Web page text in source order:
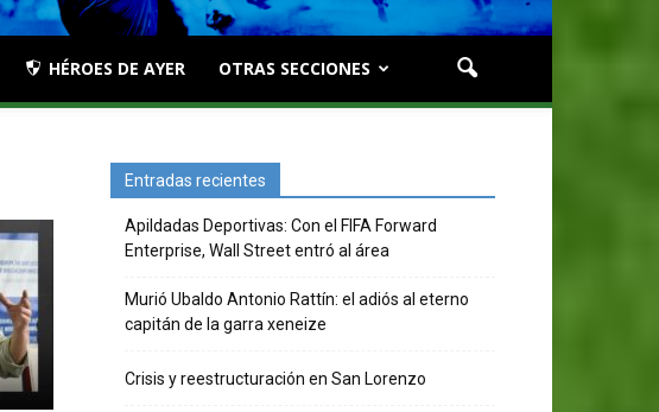
HÉROES DE AYER OTRAS SECCIONES
Entradas recientes
Apildadas Deportivas: Con el FIFA Forward
Enterprise, Wall Street entró al área
Murió Ubaldo Antonio Rattín: el adiós al eterno
capitán de la garra xeneize
Crisis y reestructuración en San Lorenzo